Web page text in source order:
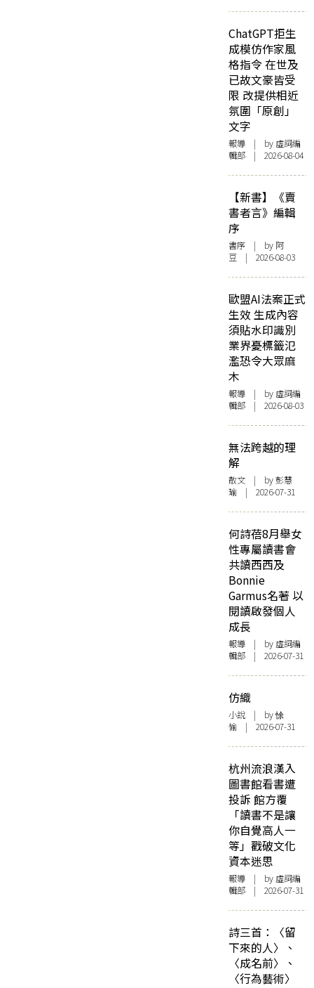
ChatGPT拒生
成模仿作家風
格指令 在世及
已故文豪皆受
限 改提供相近
氛圍「原創」
文字
報導 | by 虛詞編
輯部 | 2026-08-04
【新書】《賣
書者言》編輯
序
書序 | by 阿
豆 | 2026-08-03
歐盟AI法案正式
生效 生成內容
須貼水印識別
業界憂標籤氾
濫恐令大眾麻
木
報導 | by 虛詞編
輯部 | 2026-08-03
無法跨越的理
解
散文 | by 彭慧
瑜 | 2026-07-31
何詩蓓8月舉女
性專屬讀書會
共讀西西及
Bonnie
Garmus名著 以
閱讀啟發個人
成長
報導 | by 虛詞編
輯部 | 2026-07-31
仿織
小說 | by 悇
愉 | 2026-07-31
杭州流浪漢入
圖書館看書遭
投訴 館方覆
「讀書不是讓
你自覺高人一
等」戳破文化
資本迷思
報導 | by 虛詞編
輯部 | 2026-07-31
詩三首：〈留
下來的人〉、
〈成名前〉、
〈行為藝術〉